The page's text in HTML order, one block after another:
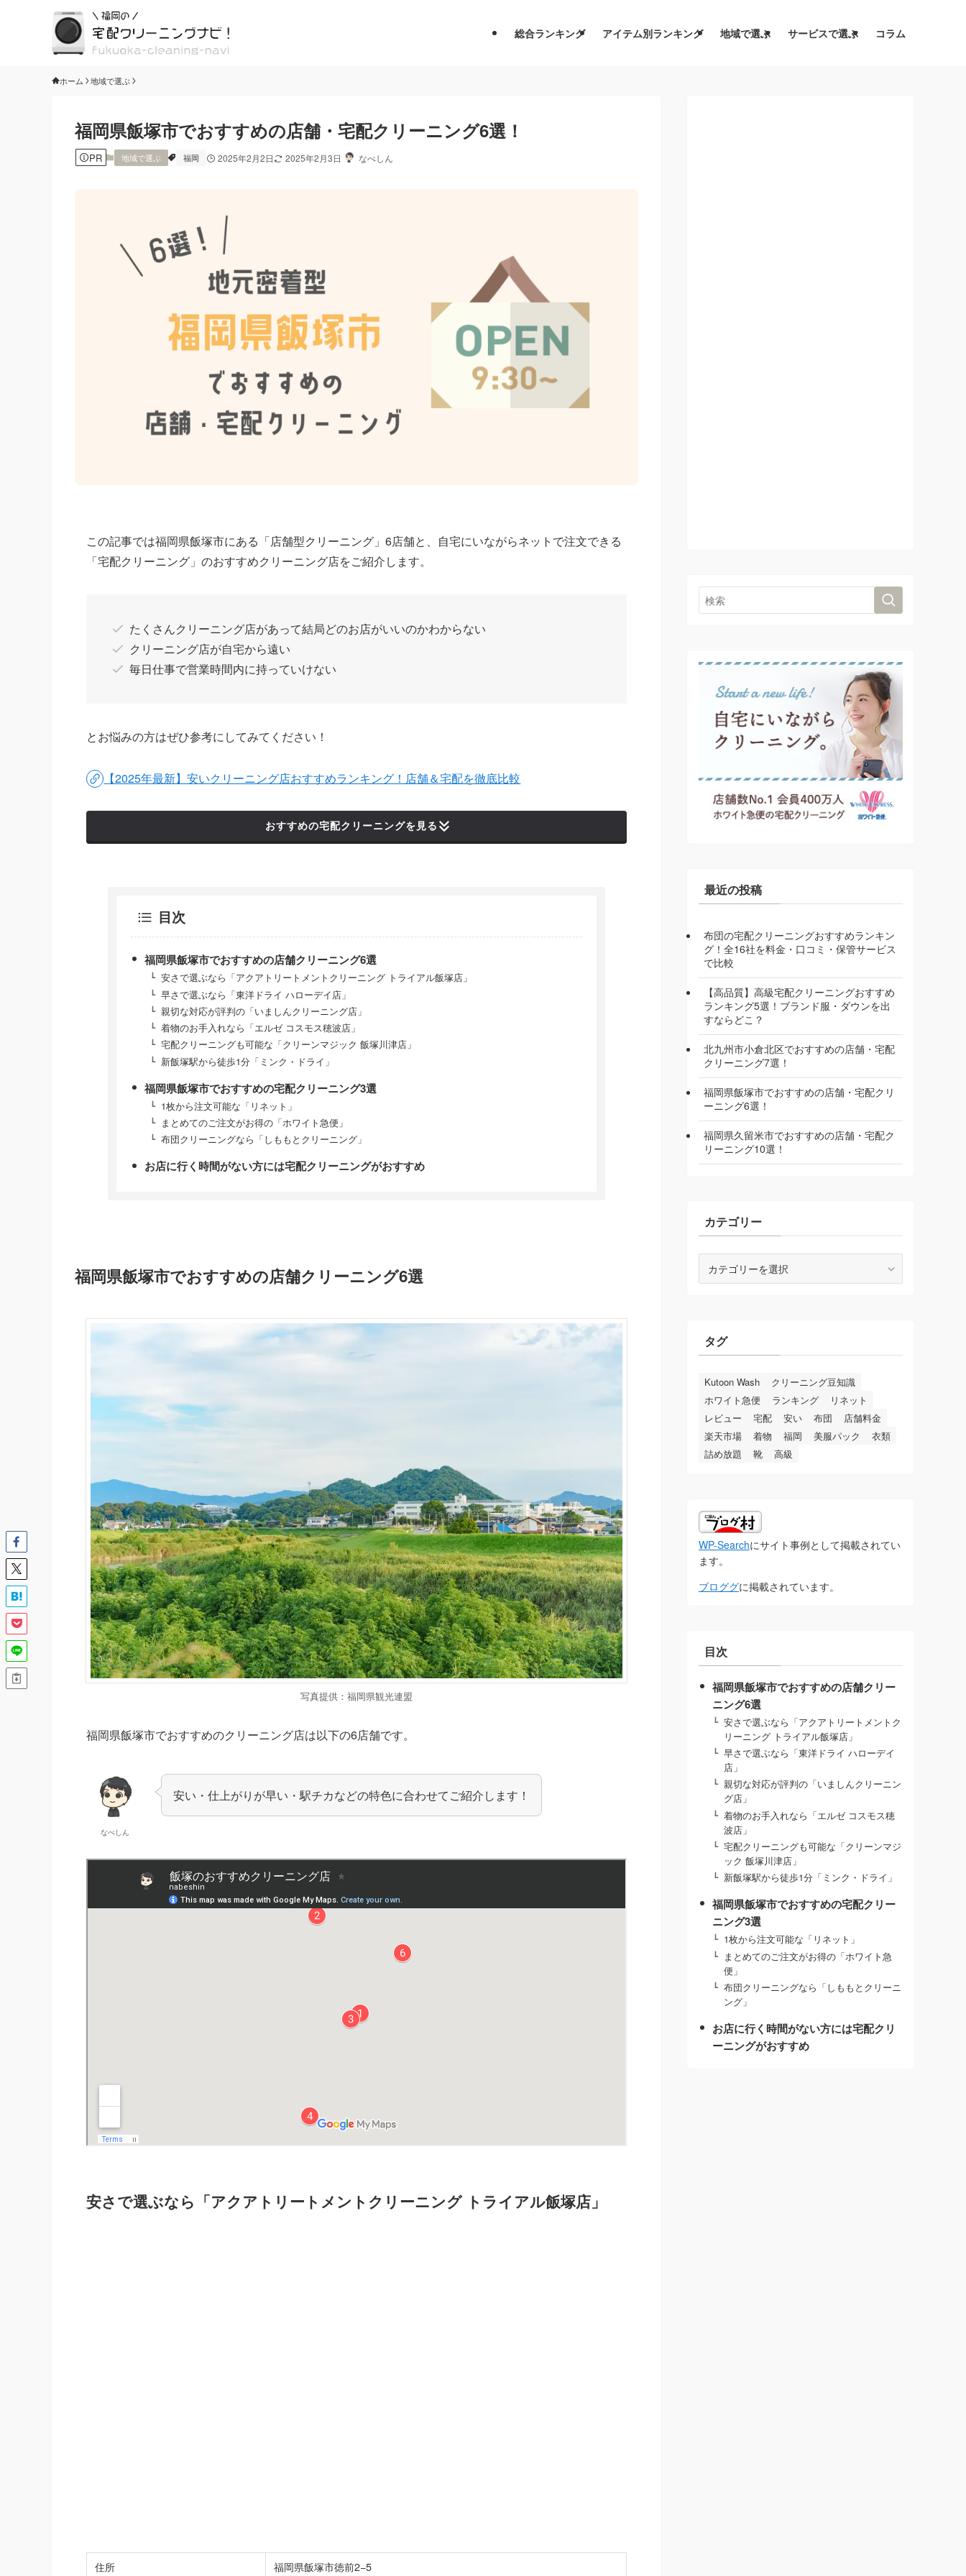
総合ランキング アイテム別ランキング 地域で選ぶ サービスで選ぶ コラム
ホーム 地域で選ぶ
福岡県飯塚市でおすすめの店舗・宅配クリーニング6選！
PR 地域で選ぶ 福岡 2025年2月2日 2025年2月3日 なべしん
この記事では福岡県飯塚市にある「店舗型クリーニング」6店舗と、自宅にいながらネットで注文できる
「宅配クリーニング」のおすすめクリーニング店をご紹介します。
たくさんクリーニング店があって結局どのお店がいいのかわからない
クリーニング店が自宅から遠い
毎日仕事で営業時間内に持っていけない
とお悩みの方はぜひ参考にしてみてください！
【2025年最新】安いクリーニング店おすすめランキング！店舗＆宅配を徹底比較
おすすめの宅配クリーニングを見る
目次
福岡県飯塚市でおすすめの店舗クリーニング6選
安さで選ぶなら「アクアトリートメントクリーニング トライアル飯塚店」
早さで選ぶなら「東洋ドライ ハローデイ店」
親切な対応が評判の「いましんクリーニング店」
着物のお手入れなら「エルゼ コスモス穂波店」
宅配クリーニングも可能な「クリーンマジック 飯塚川津店」
新飯塚駅から徒歩1分「ミンク・ドライ」
福岡県飯塚市でおすすめの宅配クリーニング3選
1枚から注文可能な「リネット」
まとめてのご注文がお得の「ホワイト急便」
布団クリーニングなら「しももとクリーニング」
お店に行く時間がない方には宅配クリーニングがおすすめ
福岡県飯塚市でおすすめの店舗クリーニング6選
写真提供：福岡県観光連盟
福岡県飯塚市でおすすめのクリーニング店は以下の6店舗です。
なべしん
安い・仕上がりが早い・駅チカなどの特色に合わせてご紹介します！
安さで選ぶなら「アクアトリートメントクリーニング トライアル飯塚店」
住所 福岡県飯塚市徳前2−5
最近の投稿
布団の宅配クリーニングおすすめランキン
グ！全16社を料金・口コミ・保管サービス
で比較
【高品質】高級宅配クリーニングおすすめ
ランキング5選！ブランド服・ダウンを出
すならどこ？
北九州市小倉北区でおすすめの店舗・宅配
クリーニング7選！
福岡県飯塚市でおすすめの店舗・宅配クリ
ーニング6選！
福岡県久留米市でおすすめの店舗・宅配ク
リーニング10選！
カテゴリー
タグ
Kutoon Wash
クリーニング豆知識
ホワイト急便
ランキング
リネット
レビュー
宅配 安い 布団
店舗料金
楽天市場
着物 福岡 美服パック
衣類
詰め放題
靴 高級
WP-Searchにサイト事例として掲載されてい
ます。
ブロググに掲載されています。
目次
福岡県飯塚市でおすすめの店舗クリー
ニング6選
安さで選ぶなら「アクアトリートメントク
リーニング トライアル飯塚店」
早さで選ぶなら「東洋ドライ ハローデイ
店」
親切な対応が評判の「いましんクリーニン
グ店」
着物のお手入れなら「エルゼ コスモス穂
波店」
宅配クリーニングも可能な「クリーンマジ
ック 飯塚川津店」
新飯塚駅から徒歩1分「ミンク・ドライ」
福岡県飯塚市でおすすめの宅配クリー
ニング3選
1枚から注文可能な「リネット」
まとめてのご注文がお得の「ホワイト急
便」
布団クリーニングなら「しももとクリーニ
ング」
お店に行く時間がない方には宅配クリ
ーニングがおすすめ